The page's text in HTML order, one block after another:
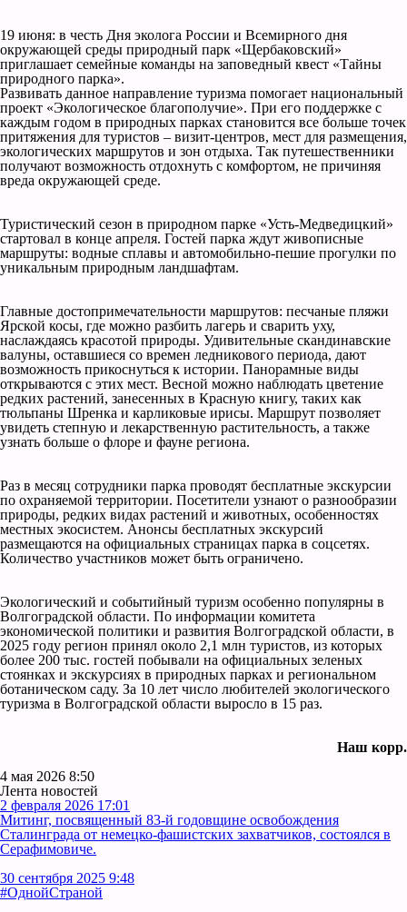
19 июня: в честь Дня эколога России и Всемирного дня
окружающей среды природный парк «Щербаковский»
приглашает семейные команды на заповедный квест «Тайны
природного парка».
Развивать данное направление туризма помогает национальный
проект «Экологическое благополучие». При его поддержке с
каждым годом в природных парках становится все больше точек
притяжения для туристов – визит-центров, мест для размещения,
экологических маршрутов и зон отдыха. Так путешественники
получают возможность отдохнуть с комфортом, не причиняя
вреда окружающей среде.
Туристический сезон в природном парке «Усть-Медведицкий»
стартовал в конце апреля. Гостей парка ждут живописные
маршруты: водные сплавы и автомобильно-пешие прогулки по
уникальным природным ландшафтам.
Главные достопримечательности маршрутов: песчаные пляжи
Ярской косы, где можно разбить лагерь и сварить уху,
наслаждаясь красотой природы. Удивительные скандинавские
валуны, оставшиеся со времен ледникового периода, дают
возможность прикоснуться к истории. Панорамные виды
открываются с этих мест. Весной можно наблюдать цветение
редких растений, занесенных в Красную книгу, таких как
тюльпаны Шренка и карликовые ирисы. Маршрут позволяет
увидеть степную и лекарственную растительность, а также
узнать больше о флоре и фауне региона.
Раз в месяц сотрудники парка проводят бесплатные экскурсии
по охраняемой территории. Посетители узнают о разнообразии
природы, редких видах растений и животных, особенностях
местных экосистем. Анонсы бесплатных экскурсий
размещаются на официальных страницах парка в соцсетях.
Количество участников может быть ограничено.
Экологический и событийный туризм особенно популярны в
Волгоградской области. По информации комитета
экономической политики и развития Волгоградской области, в
2025 году регион принял около 2,1 млн туристов, из которых
более 200 тыс. гостей побывали на официальных зеленых
стоянках и экскурсиях в природных парках и региональном
ботаническом саду. За 10 лет число любителей экологического
туризма в Волгоградской области выросло в 15 раз.
Наш корр.
4 мая 2026 8:50
Лента новостей
2 февраля 2026 17:01
Митинг, посвященный 83-й годовщине освобождения
Сталинграда от немецко-фашистских захватчиков, состоялся в
Серафимовиче.
30 сентября 2025 9:48
#ОднойСтраной